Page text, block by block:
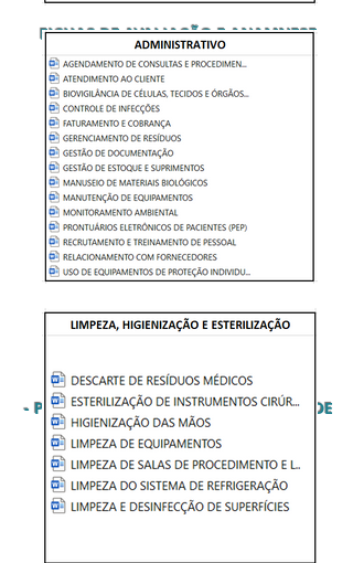
FICHAS DE AVALIAÇÃO E ANAMNESE
MANUAL DE BOAS PRÁTICAS
- PGRSS (PLANO DE GERENCIAMENTO DE
RESÍDUOS DE SAÚDE)
CONTRATOE FICHAS DE CONTROLE